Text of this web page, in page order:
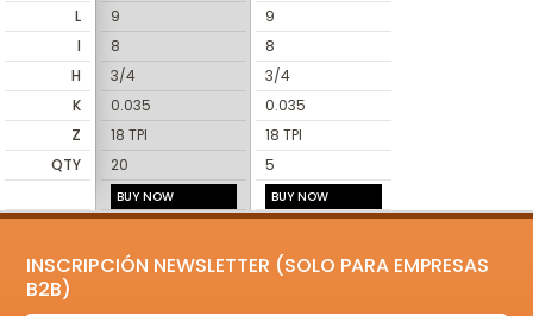
L
I
H
K
Z
QTY
9
8
3/4
0.035
18 TPI
20
BUY NOW
9
8
3/4
0.035
18 TPI
5
BUY NOW
INSCRIPCIÓN NEWSLETTER (SOLO PARA EMPRESAS
B2B)